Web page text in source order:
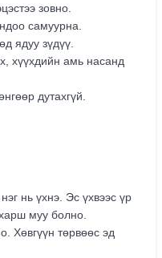
зовно.
самуурна.
ядуу зүдүү.
хүүхдийн амь насанд
дутахгүй.
нь үхнэ. Эс үхвээс үр
муу болно.
Хөвгүүн төрвөөс эд